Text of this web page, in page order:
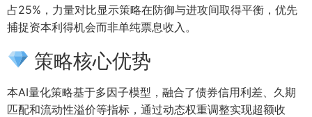
占25%，力量对比显示策略在防御与进攻间取得平衡，优先
捕捉资本利得机会而非单纯票息收入。
策略核心优势
本AI量化策略基于多因子模型，融合了债券信用利差、久期
匹配和流动性溢价等指标，通过动态权重调整实现超额收